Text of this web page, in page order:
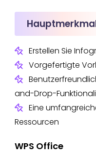
Erstellen Sie
Vorgefertigte
and-Drop-
Eine
Ressourcen
WPS Office